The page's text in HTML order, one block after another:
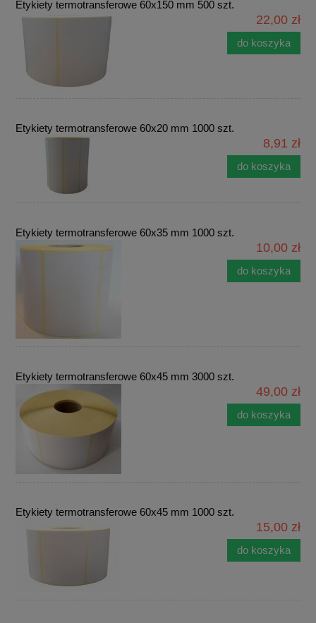
Etykiety termotransferowe 60x150 mm 500 szt.
22,00 zł
do koszyka
Etykiety termotransferowe 60x20 mm 1000 szt.
8,91 zł
do koszyka
Etykiety termotransferowe 60x35 mm 1000 szt.
10,00 zł
do koszyka
Etykiety termotransferowe 60x45 mm 3000 szt.
49,00 zł
do koszyka
Etykiety termotransferowe 60x45 mm 1000 szt.
15,00 zł
do koszyka